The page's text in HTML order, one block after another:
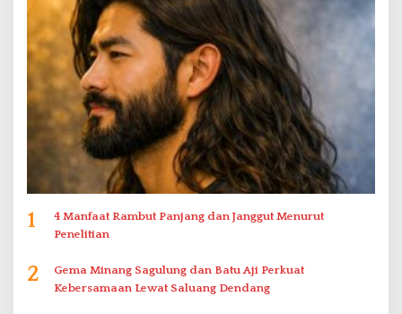
1
4 Manfaat Rambut Panjang dan Janggut Menurut
Penelitian
2
Gema Minang Sagulung dan Batu Aji Perkuat
Kebersamaan Lewat Saluang Dendang